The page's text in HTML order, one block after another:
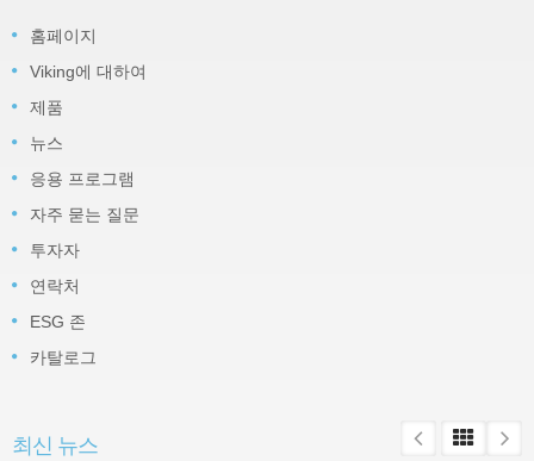
홈페이지
Viking에 대하여
제품
뉴스
응용 프로그램
자주 묻는 질문
투자자
연락처
ESG 존
카탈로그
최신 뉴스